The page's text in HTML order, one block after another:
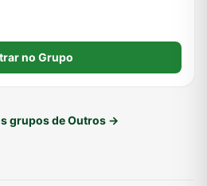
no Grupo
grupos de Outros →